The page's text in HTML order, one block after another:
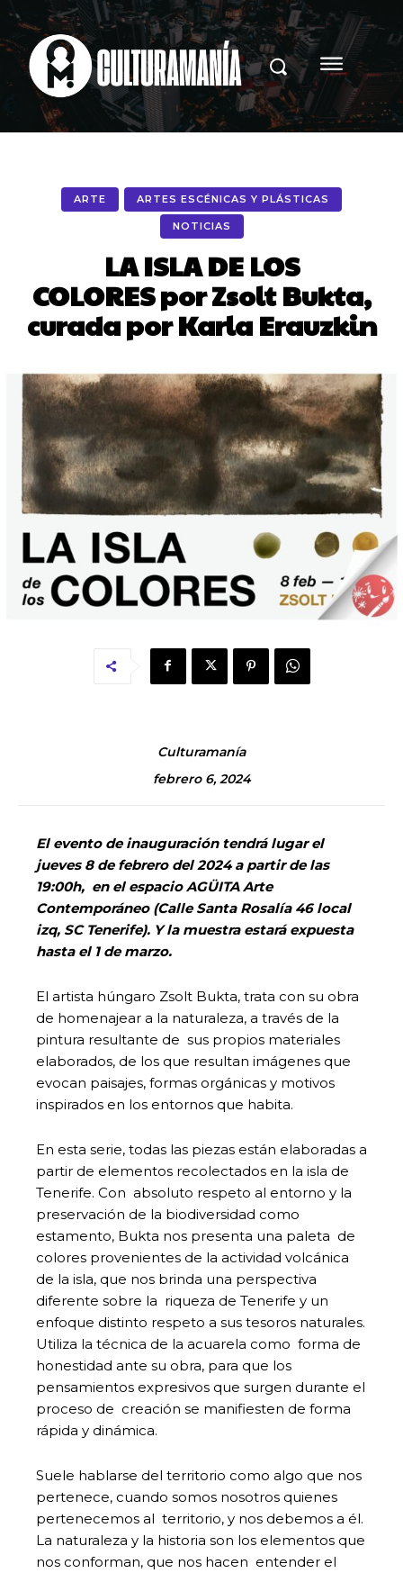
ARTE ARTES ESCÉNICAS Y PLÁSTICAS
NOTICIAS
LA ISLA DE LOS
COLORES por Zsolt Bukta,
curada por Karla Erauzkin
Culturamanía
febrero 6, 2024
El evento de inauguración tendrá lugar el
jueves 8 de febrero del 2024 a partir de las
19:00h, en el espacio AGÜITA Arte
Contemporáneo (Calle Santa Rosalía 46 local
izq, SC Tenerife). Y la muestra estará expuesta
hasta el 1 de marzo.
El artista húngaro Zsolt Bukta, trata con su obra
de homenajear a la naturaleza, a través de la
pintura resultante de sus propios materiales
elaborados, de los que resultan imágenes que
evocan paisajes, formas orgánicas y motivos
inspirados en los entornos que habita.
En esta serie, todas las piezas están elaboradas a
partir de elementos recolectados en la isla de
Tenerife. Con absoluto respeto al entorno y la
preservación de la biodiversidad como
estamento, Bukta nos presenta una paleta de
colores provenientes de la actividad volcánica
de la isla, que nos brinda una perspectiva
diferente sobre la riqueza de Tenerife y un
enfoque distinto respeto a sus tesoros naturales.
Utiliza la técnica de la acuarela como forma de
honestidad ante su obra, para que los
pensamientos expresivos que surgen durante el
proceso de creación se manifiesten de forma
rápida y dinámica.
Suele hablarse del territorio como algo que nos
pertenece, cuando somos nosotros quienes
pertenecemos al territorio, y nos debemos a él.
La naturaleza y la historia son los elementos que
nos conforman, que nos hacen entender el